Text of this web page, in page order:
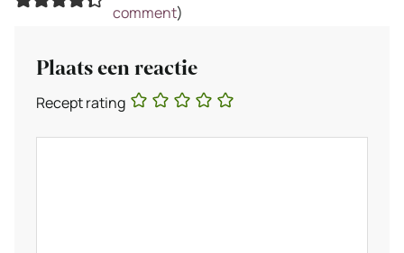
comment)
Plaats een reactie
Recept rating